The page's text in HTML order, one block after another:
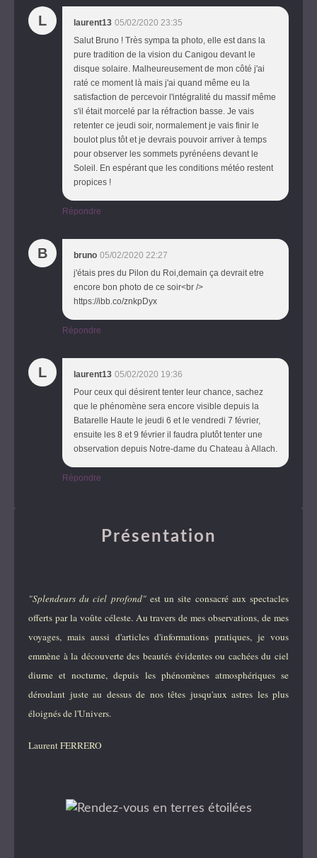
L laurent13 05/02/2020 23:35
Salut Bruno ! Très sympa ta photo, elle est dans la
pure tradition de la vision du Canigou devant le
disque solaire. Malheureusement de mon côté j'ai
raté ce moment là mais j'ai quand même eu la
satisfaction de percevoir l'intégralité du massif même
s'il était morcelé par la réfraction basse. Je vais
retenter ce jeudi soir, normalement je vais finir le
boulot plus tôt et je devrais pouvoir arriver à temps
pour observer les sommets pyrénéens devant le
Soleil. En espérant que les conditions météo restent
propices !
Répondre
B bruno 05/02/2020 22:27
j'étais pres du Pilon du Roi,demain ça devrait etre
encore bon photo de ce soir<br />
https://ibb.co/znkpDyx
Répondre
L laurent13 05/02/2020 19:36
Pour ceux qui désirent tenter leur chance, sachez
que le phénomène sera encore visible depuis la
Batarelle Haute le jeudi 6 et le vendredi 7 février,
ensuite les 8 et 9 février il faudra plutôt tenter une
observation depuis Notre-dame du Chateau à Allach.
Répondre
Présentation
"Splendeurs du ciel profond"est un site consacré aux spectacles
offerts par la voûte céleste. Au travers de mes observations, de mes
voyages, mais aussi d'articles d'informations pratiques, je vous
emmène à la découverte des beautés évidentes ou cachées du ciel
diurne et nocturne, depuis les phénomènes atmosphériques se
déroulant juste au dessus de nos têtes jusqu'aux astres les plus
éloignés de l'Univers.
Laurent FERRERO